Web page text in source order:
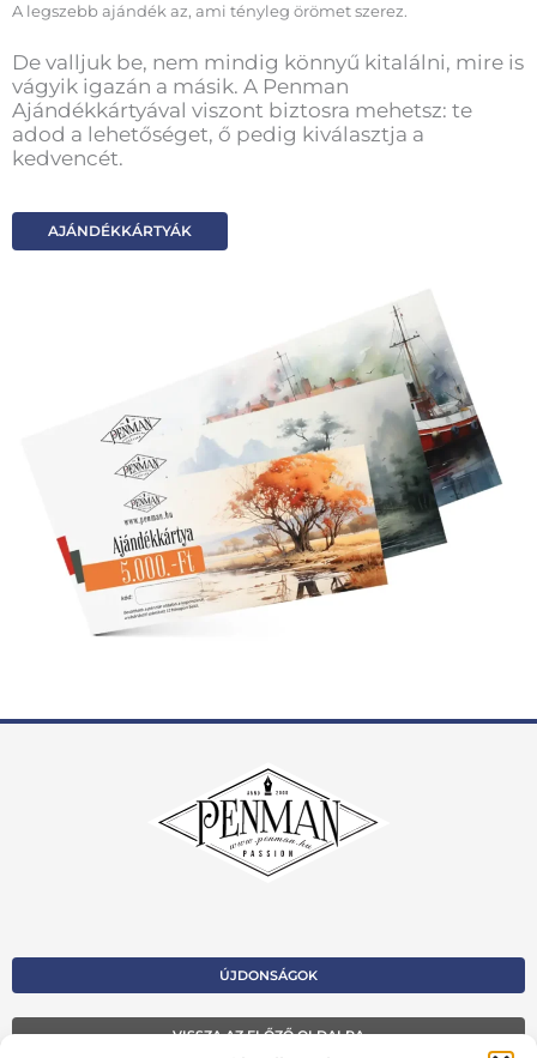
A legszebb ajándék az, ami tényleg örömet szerez.
De valljuk be, nem mindig könnyű kitalálni, mire is
vágyik igazán a másik. A Penman
Ajándékkártyával viszont biztosra mehetsz: te
adod a lehetőséget, ő pedig kiválasztja a
kedvencét.
AJÁNDÉKKÁRTYÁK
ÚJDONSÁGOK
VISSZA AZ ELŐZŐ OLDALRA